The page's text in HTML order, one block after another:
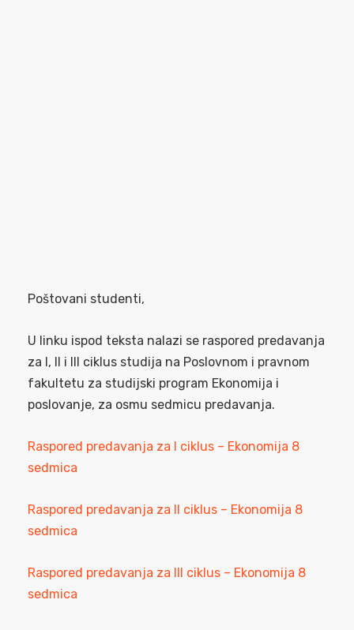
Poštovani studenti,
U linku ispod teksta nalazi se raspored predavanja
za I, II i III ciklus studija na Poslovnom i pravnom
fakultetu za studijski program Ekonomija i
poslovanje, za osmu sedmicu predavanja.
Raspored predavanja za I ciklus – Ekonomija 8
sedmica
Raspored predavanja za II ciklus – Ekonomija 8
sedmica
Raspored predavanja za III ciklus – Ekonomija 8
sedmica